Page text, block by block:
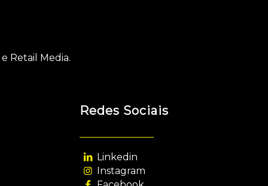
Retail Media.
Redes Sociais
Linkedin
Instagram